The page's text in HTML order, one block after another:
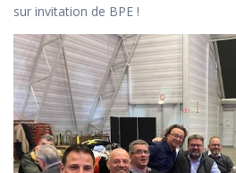
sur invitation de BPE !